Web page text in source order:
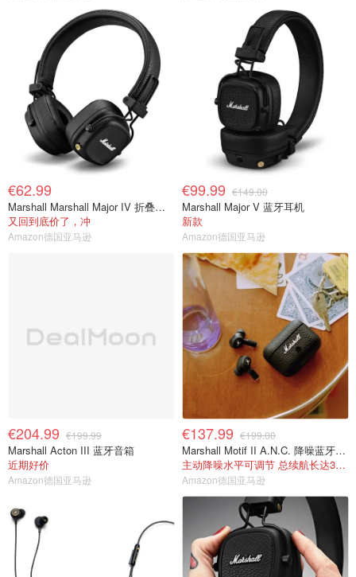
€62.99
Marshall Marshall Major IV 折叠蓝牙耳机 黑色
又回到底价了，冲
Amazon德国亚马逊
€99.99 €149.00
Marshall Major V 蓝牙耳机
新款
Amazon德国亚马逊
€204.99 €199.99
Marshall Acton III 蓝牙音箱
近期好价
Amazon德国亚马逊
€137.99 €199.00
Marshall Motif II A.N.C. 降噪蓝牙耳机
主动降噪水平可调节 总续航长达30小时
Amazon德国亚马逊